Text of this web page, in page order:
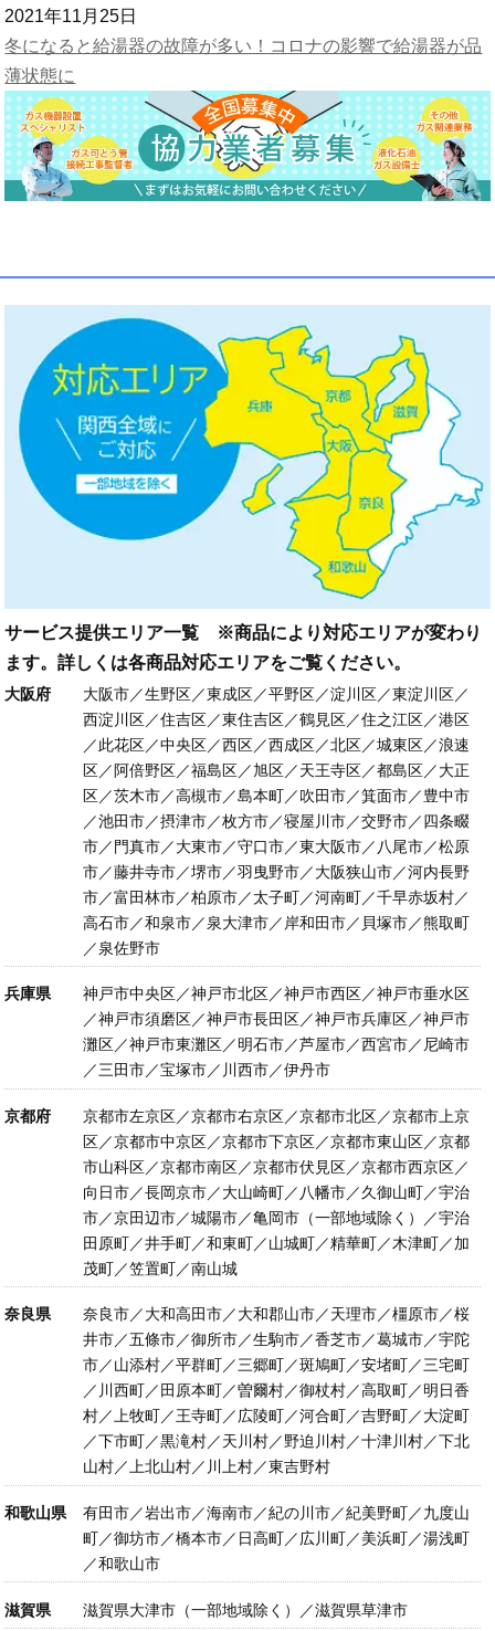
2021年11月25日
冬になると給湯器の故障が多い！コロナの影響で給湯器が品
薄状態に
サービス提供エリア一覧 ※商品により対応エリアが変わり
ます。詳しくは各商品対応エリアをご覧ください。
大阪府
大阪市／生野区／東成区／平野区／淀川区／東淀川区／
西淀川区／住吉区／東住吉区／鶴見区／住之江区／港区
／此花区／中央区／西区／西成区／北区／城東区／浪速
区／阿倍野区／福島区／旭区／天王寺区／都島区／大正
区／茨木市／高槻市／島本町／吹田市／箕面市／豊中市
／池田市／摂津市／枚方市／寝屋川市／交野市／四条畷
市／門真市／大東市／守口市／東大阪市／八尾市／松原
市／藤井寺市／堺市／羽曳野市／大阪狭山市／河内長野
市／富田林市／柏原市／太子町／河南町／千早赤坂村／
高石市／和泉市／泉大津市／岸和田市／貝塚市／熊取町
／泉佐野市
兵庫県
神戸市中央区／神戸市北区／神戸市西区／神戸市垂水区
／神戸市須磨区／神戸市長田区／神戸市兵庫区／神戸市
灘区／神戸市東灘区／明石市／芦屋市／西宮市／尼崎市
／三田市／宝塚市／川西市／伊丹市
京都府
京都市左京区／京都市右京区／京都市北区／京都市上京
区／京都市中京区／京都市下京区／京都市東山区／京都
市山科区／京都市南区／京都市伏見区／京都市西京区／
向日市／長岡京市／大山崎町／八幡市／久御山町／宇治
市／京田辺市／城陽市／亀岡市（一部地域除く）／宇治
田原町／井手町／和東町／山城町／精華町／木津町／加
茂町／笠置町／南山城
奈良県
奈良市／大和高田市／大和郡山市／天理市／橿原市／桜
井市／五條市／御所市／生駒市／香芝市／葛城市／宇陀
市／山添村／平群町／三郷町／斑鳩町／安堵町／三宅町
／川西町／田原本町／曽爾村／御杖村／高取町／明日香
村／上牧町／王寺町／広陵町／河合町／吉野町／大淀町
／下市町／黒滝村／天川村／野迫川村／十津川村／下北
山村／上北山村／川上村／東吉野村
和歌山県
有田市／岩出市／海南市／紀の川市／紀美野町／九度山
町／御坊市／橋本市／日高町／広川町／美浜町／湯浅町
／和歌山市
滋賀県 滋賀県大津市（一部地域除く）／滋賀県草津市